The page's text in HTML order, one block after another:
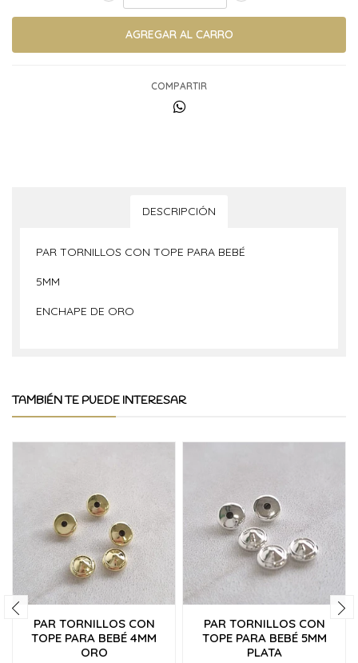
COMPARTIR
DESCRIPCIÓN
PAR TORNILLOS CON TOPE PARA BEBÉ
5MM
ENCHAPE DE ORO
TAMBIÉN TE PUEDE INTERESAR
PAR TORNILLOS CON
TOPE PARA BEBÉ 4MM
ORO
PAR TORNILLOS CON
TOPE PARA BEBÉ 5MM
PLATA